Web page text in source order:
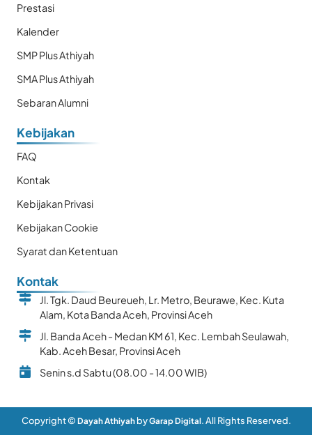
Prestasi
Kalender
SMP Plus Athiyah
SMA Plus Athiyah
Sebaran Alumni
Kebijakan
FAQ
Kontak
Kebijakan Privasi
Kebijakan Cookie
Syarat dan Ketentuan
Kontak
Jl. Tgk. Daud Beureueh, Lr. Metro, Beurawe, Kec. Kuta
Alam, Kota Banda Aceh, Provinsi Aceh
Jl. Banda Aceh - Medan KM 61, Kec. Lembah Seulawah,
Kab. Aceh Besar, Provinsi Aceh
Senin s.d Sabtu (08.00 - 14.00 WIB)
Copyright © Dayah Athiyah byGarap Digital. All Rights Reserved.